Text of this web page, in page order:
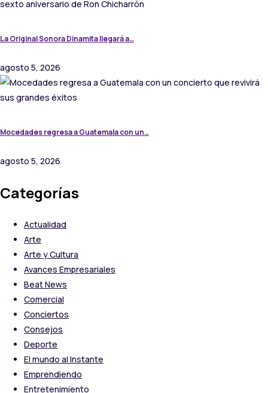
La Original Sonora Dinamita llegará a…
agosto 5, 2026
Mocedades regresa a Guatemala con un…
agosto 5, 2026
Categorías
Actualidad
Arte
Arte y Cultura
Avances Empresariales
Beat News
Comercial
Conciertos
Consejos
Deporte
El mundo al Instante
Emprendiendo
Entretenimiento